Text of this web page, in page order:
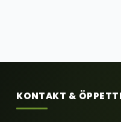
KONTAKT &